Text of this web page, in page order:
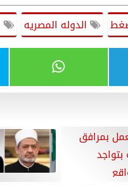
الدوله المصريه
بمرافق